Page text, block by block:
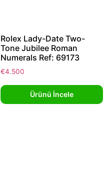
Rolex Lady-Date Two-
Tone Jubilee Roman
Numerals Ref: 69173
€4.500
Ürünü İncele